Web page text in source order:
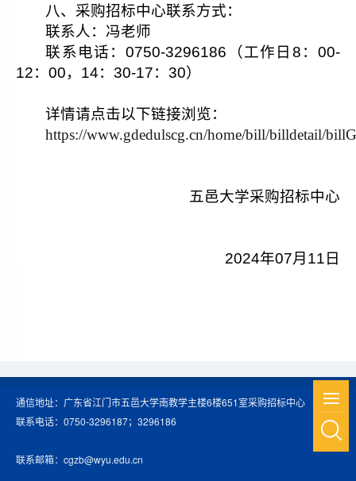
八、采购招标中心联系方式：
联系人：冯老师
联系电话：0750-3296186 （工作日 8 ：00-
12： 00， 14： 30-17： 30）
详情请点击以下链接浏览：
https://www.gdedulscg.cn/home/bill/billdetail/
五邑大学采购招标中心
2024年07月 11 日
通信地址：广东省江门市五邑大学南教学主楼6楼651室采购招标中心
联系电话：0750-3296187；3296186
联系邮箱：cgzb@wyu.edu.cn